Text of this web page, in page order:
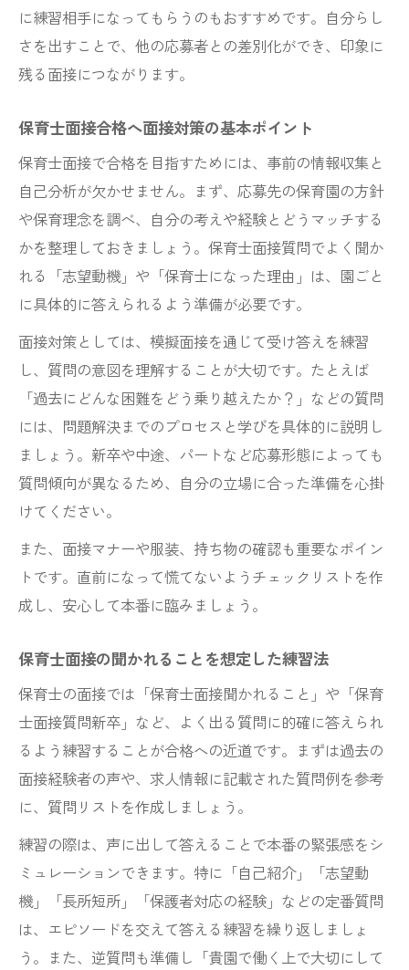
に練習相手になってもらうのもおすすめです。自分らし
さを出すことで、他の応募者との差別化ができ、印象に
残る面接につながります。
保育士面接合格へ面接対策の基本ポイント
保育士面接で合格を目指すためには、事前の情報収集と
自己分析が欠かせません。まず、応募先の保育園の方針
や保育理念を調べ、自分の考えや経験とどうマッチする
かを整理しておきましょう。保育士面接質問でよく聞か
れる「志望動機」や「保育士になった理由」は、園ごと
に具体的に答えられるよう準備が必要です。
面接対策としては、模擬面接を通じて受け答えを練習
し、質問の意図を理解することが大切です。たとえば
「過去にどんな困難をどう乗り越えたか？」などの質問
には、問題解決までのプロセスと学びを具体的に説明し
ましょう。新卒や中途、パートなど応募形態によっても
質問傾向が異なるため、自分の立場に合った準備を心掛
けてください。
また、面接マナーや服装、持ち物の確認も重要なポイン
トです。直前になって慌てないようチェックリストを作
成し、安心して本番に臨みましょう。
保育士面接の聞かれることを想定した練習法
保育士の面接では「保育士面接聞かれること」や「保育
士面接質問新卒」など、よく出る質問に的確に答えられ
るよう練習することが合格への近道です。まずは過去の
面接経験者の声や、求人情報に記載された質問例を参考
に、質問リストを作成しましょう。
練習の際は、声に出して答えることで本番の緊張感をシ
ミュレーションできます。特に「自己紹介」「志望動
機」「長所短所」「保護者対応の経験」などの定番質問
は、エピソードを交えて答える練習を繰り返しましょ
う。また、逆質問も準備し「貴園で働く上で大切にして